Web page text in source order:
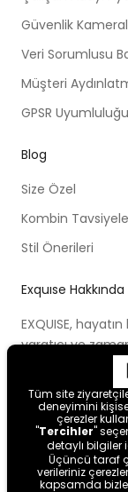
Güvenlik
Veri Sorumlusu
Müşteri
GPSR Uyumluluğu
Blog
Size Özel
Kombin
Stil Önerileri
Exquıse Hakkında
EXQUISE,
yaratıcı ve
kurulmuştur.
çalıştığı
yenilikçi kalıpları
etmeye ve
Tüm site
deneyimini
çerezler
"Tercihler"
detaylı bilgiler
Üçüncü taraf
verileriniz
kapsamda